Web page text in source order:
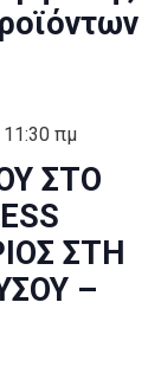
ΣΤΟ
ΣΤΗ
–
11:30 πμ